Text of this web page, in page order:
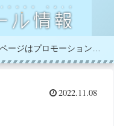
2022.11.08